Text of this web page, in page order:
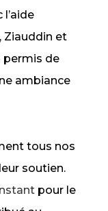
Ziauddin et
permis de
ambiance
tous nos
soutien.
pour le